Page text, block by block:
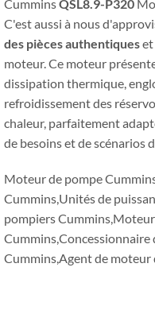
CumminsQSL8.9-P320
C'est aussi à nous
des pièces authentiques
moteur. Ce moteur
dissipation thermique,
refroidissement des
chaleur, parfaitement
de besoins et de scénarios
Moteur de pompe
Cummins,Unités de
pompiers
Cummins,Concessionnaire
Cummins,Agent de moteur